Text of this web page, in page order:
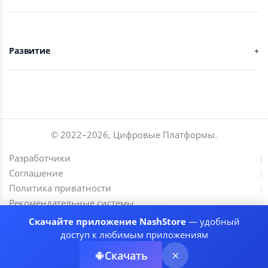
Развитие
© 2022–2026, Цифровые Платформы.
Разработчики
Соглашение
Политика приватности
Рекомендательные системы
Скачайте приложение NashStore— удобный
доступ к любимым приложениям
Скачать